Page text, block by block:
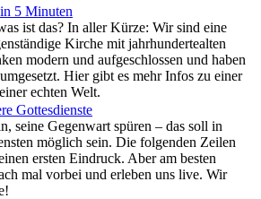
5 Minuten
ist das? In aller Kürze: Wir sind eine
Kirche mit jahrhundertealten
modern und aufgeschlossen und haben
Hier gibt es mehr Infos zu einer
echten Welt.
Gottesdienste
seine Gegenwart spüren – das soll in
möglich sein. Die folgenden Zeilen
ersten Eindruck. Aber am besten
mal vorbei und erleben uns live. Wir